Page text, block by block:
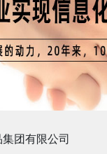
团有限公司